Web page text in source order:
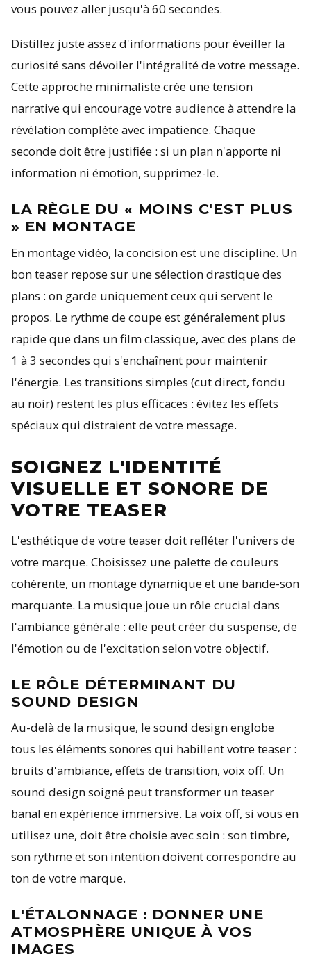
vous pouvez aller jusqu'à 60 secondes.
Distillez juste assez d'informations pour éveiller la
curiosité sans dévoiler l'intégralité de votre message.
Cette approche minimaliste crée une tension
narrative qui encourage votre audience à attendre la
révélation complète avec impatience. Chaque
seconde doit être justifiée : si un plan n'apporte ni
information ni émotion, supprimez-le.
LA RÈGLE DU « MOINS C'EST PLUS
» EN MONTAGE
En montage vidéo, la concision est une discipline. Un
bon teaser repose sur une sélection drastique des
plans : on garde uniquement ceux qui servent le
propos. Le rythme de coupe est généralement plus
rapide que dans un film classique, avec des plans de
1 à 3 secondes qui s'enchaînent pour maintenir
l'énergie. Les transitions simples (cut direct, fondu
au noir) restent les plus efficaces : évitez les effets
spéciaux qui distraient de votre message.
SOIGNEZ L'IDENTITÉ
VISUELLE ET SONORE DE
VOTRE TEASER
L'esthétique de votre teaser doit refléter l'univers de
votre marque. Choisissez une palette de couleurs
cohérente, un montage dynamique et une bande-son
marquante. La musique joue un rôle crucial dans
l'ambiance générale : elle peut créer du suspense, de
l'émotion ou de l'excitation selon votre objectif.
LE RÔLE DÉTERMINANT DU
SOUND DESIGN
Au-delà de la musique, le sound design englobe
tous les éléments sonores qui habillent votre teaser :
bruits d'ambiance, effets de transition, voix off. Un
sound design soigné peut transformer un teaser
banal en expérience immersive. La voix off, si vous en
utilisez une, doit être choisie avec soin : son timbre,
son rythme et son intention doivent correspondre au
ton de votre marque.
L'ÉTALONNAGE : DONNER UNE
ATMOSPHÈRE UNIQUE À VOS
IMAGES